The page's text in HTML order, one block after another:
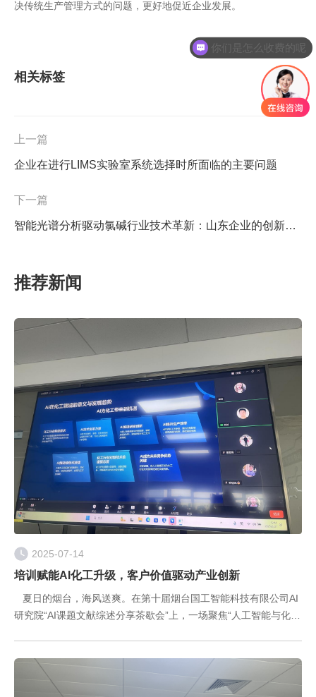
决传统生产管理方式的问题，更好地促近企业发展。
相关标签
上一篇
企业在进行LIMS实验室系统选择时所面临的主要问题
下一篇
智能光谱分析驱动氯碱行业技术革新：山东企业的创新实践与产业价值
推荐新闻
2025-07-14
培训赋能AI化工升级，客户价值驱动产业创新
夏日的烟台，海风送爽。在第十届烟台国工智能科技有限公司AI
研究院“AI课题文献综述分享茶歇会”上，一场聚焦“人工智能与化工
现在有优惠活动吗